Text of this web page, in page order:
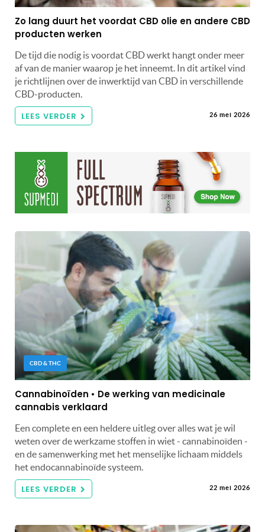
Zo lang duurt het voordat CBD olie en andere CBD
producten werken
De tijd die nodig is voordat CBD werkt hangt onder meer
af van de manier waarop je het inneemt. In dit artikel vind
je richtlijnen over de inwerktijd van CBD in verschillende
CBD-producten.
LEES VERDER 26 mei 2026
CBD & THC
Cannabinoïden • De werking van medicinale
cannabis verklaard
Een complete en een heldere uitleg over alles wat je wil
weten over de werkzame stoffen in wiet - cannabinoïden -
en de samenwerking met het menselijke lichaam middels
het endocannabinoïde systeem.
LEES VERDER 22 mei 2026